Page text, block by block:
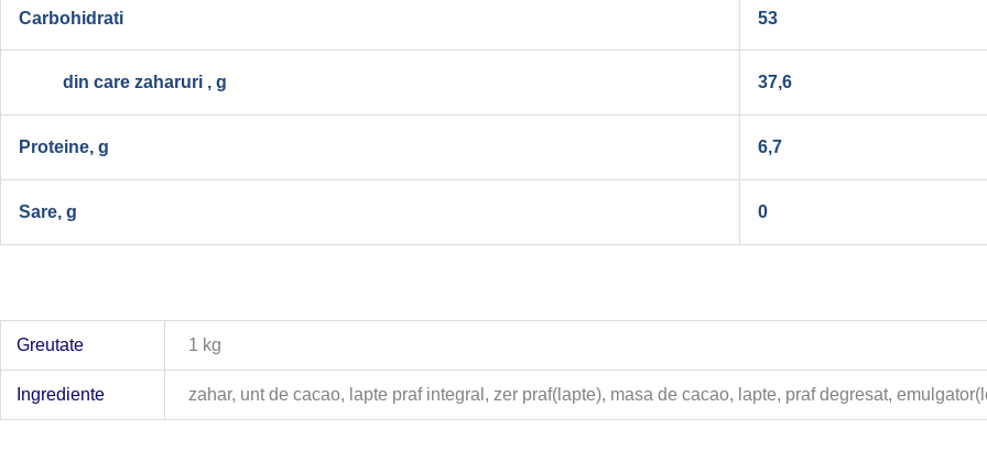
Carbohidrati 53
din care zaharuri , g 37,6
Proteine, g 6,7
Sare, g 0
Greutate 1 kg
Ingrediente zahar, unt de cacao, lapte praf integral, zer praf(lapte), masa de cacao, lapte, praf degresat,